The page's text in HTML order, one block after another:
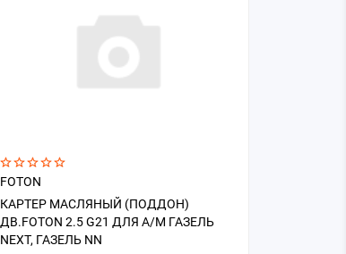
FOTON
КАРТЕР МАСЛЯНЫЙ (ПОДДОН)
ДВ.FOTON 2.5 G21 ДЛЯ А/М ГАЗЕЛЬ
NEXT, ГАЗЕЛЬ NN